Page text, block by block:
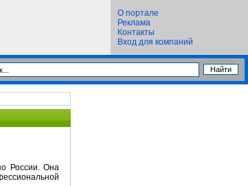
О портале
Реклама
Контакты
Вход для компаний
России. Она